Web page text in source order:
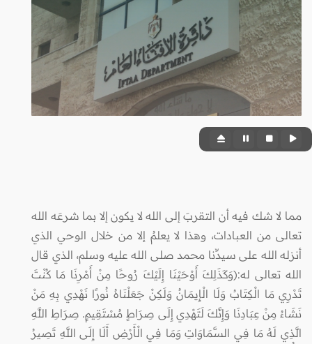
مما لا شك فيه أن التقربَ إلى الله لا يكون إلا بما شرعَه الله
تعالى من العبادات، وهذا لا يعلمُ إلا من خلال الوحي الذي
أنزله الله على سيدِّنا محمد صلى الله عليه وسلم، الذي قال
الله تعالى له:(وَكَذَلِكَ أَوْحَيْنَا إِلَيْكَ رُوحًا مِنْ أَمْرِنَا مَا كُنْتَ
تَدْرِي مَا الْكِتَابُ وَلَا الْإِيمَانُ وَلَكِنْ جَعَلْنَاهُ نُورًا نَهْدِي بِهِ مَنْ
نَشَاءُ مِنْ عِبَادِنَا وَإِنَّكَ لَتَهْدِي إِلَى صِرَاطٍ مُسْتَقِيمٍ. صِرَاطِ اللَّهِ
الَّذِي لَهُ مَا فِي السَّمَاوَاتِ وَمَا فِي الْأَرْضِ أَلَا إِلَى اللَّهِ تَصِيرُ